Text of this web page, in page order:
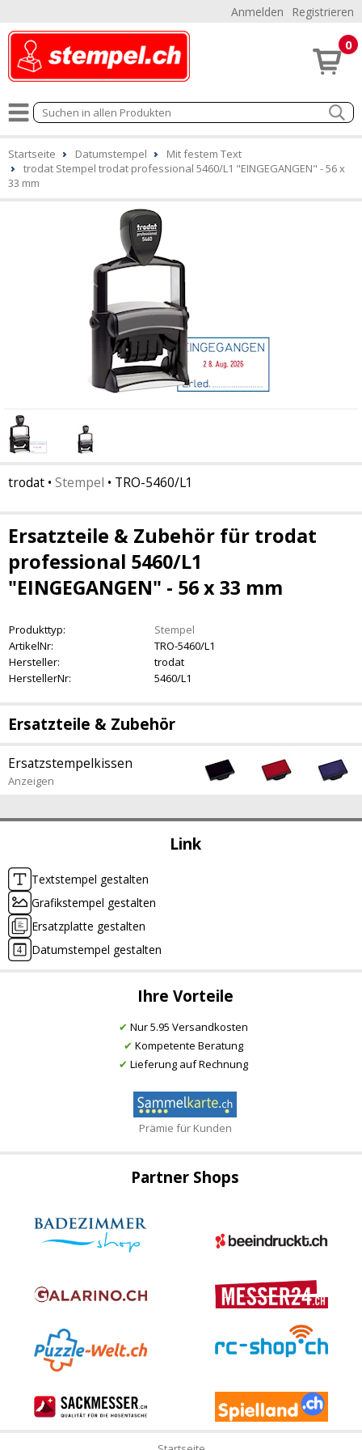
Anmelden Registrieren
0
Link
Textstempel gestalten
Grafikstempel gestalten
Ersatzplatte gestalten
Datumstempel gestalten
Ihre Vorteile
✔ Nur 5.95 Versandkosten
✔ Kompetente Beratung
✔ Lieferung auf Rechnung
Prämie für Kunden
Startseite Datumstempel
Mit festem Text
trodat Stempel trodat professional 5460/L1 "EINGEGANGEN" - 56 x
33 mm
trodat • Stempel • TRO-5460/L1
Ersatzteile & Zubehör für trodat
professional 5460/L1
"EINGEGANGEN" - 56 x 33 mm
Produkttyp:
Stempel
ArtikelNr:
TRO-5460/L1
Hersteller:
trodat
HerstellerNr:
5460/L1
Ersatzteile & Zubehör
Ersatzstempelkissen
Anzeigen
Partner Shops